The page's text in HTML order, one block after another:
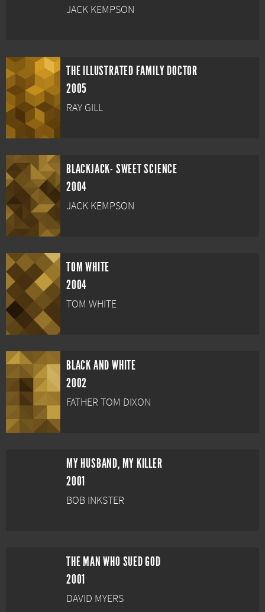
JACK KEMPSON
THE ILLUSTRATED FAMILY DOCTOR
2005
RAY GILL
BLACKJACK- SWEET SCIENCE
2004
JACK KEMPSON
TOM WHITE
2004
TOM WHITE
BLACK AND WHITE
2002
FATHER TOM DIXON
MY HUSBAND, MY KILLER
2001
BOB INKSTER
THE MAN WHO SUED GOD
2001
DAVID MYERS